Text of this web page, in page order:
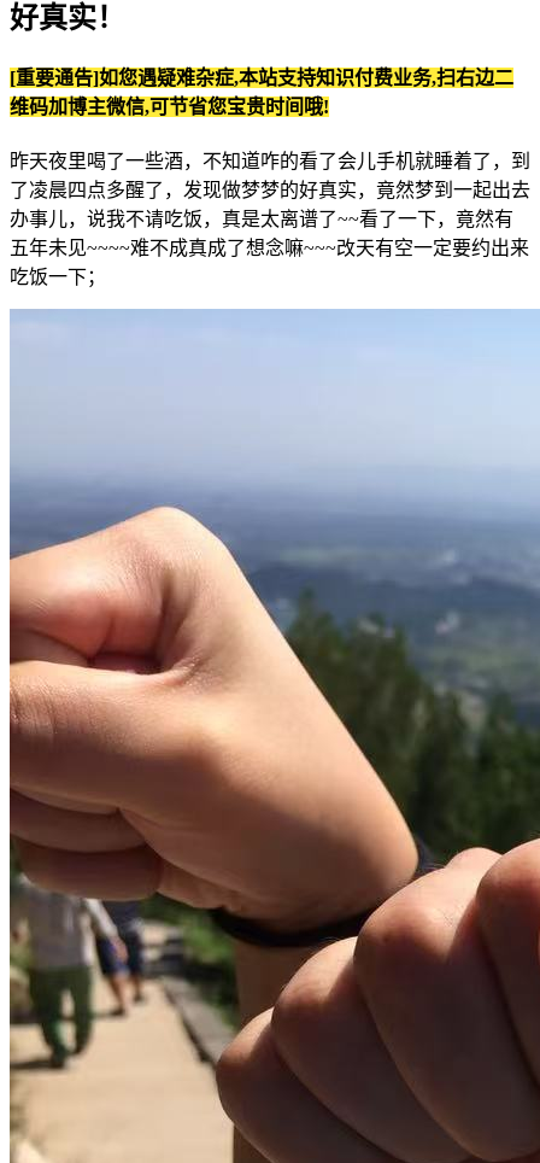
好真实！
[重要通告]如您遇疑难杂症,本站支持知识付费业务,扫右边二
维码加博主微信,可节省您宝贵时间哦!
昨天夜里喝了一些酒，不知道咋的看了会儿手机就睡着了，到
了凌晨四点多醒了，发现做梦梦的好真实，竟然梦到一起出去
办事儿，说我不请吃饭，真是太离谱了~~看了一下，竟然有
五年未见~~~~难不成真成了想念嘛~~~改天有空一定要约出来
吃饭一下；